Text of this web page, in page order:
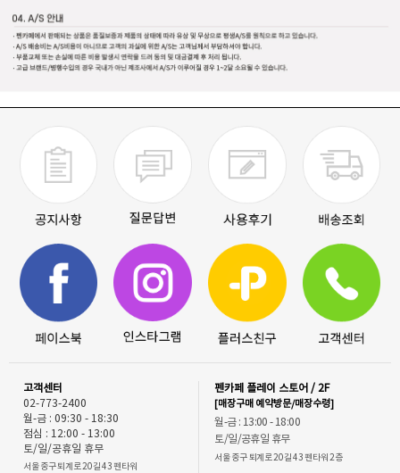
고객센터
02-773-2400
월-금 : 09:30 - 18:30
점심 : 12:00 - 13:00
토/일/공휴일 휴무
서울 중구 퇴계로 20길 43 펜타워
펜카페 플레이 스토어 / 2F
[매장구매 예약방문/매장수령]
월-금 : 13:00 - 18:00
토/일/공휴일 휴무
서울 중구 퇴계로 20길 43 펜타워 2층